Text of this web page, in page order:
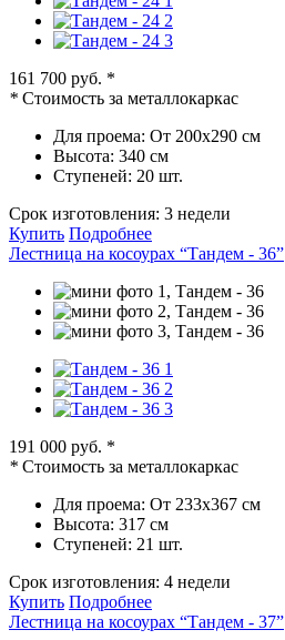
161 700 руб. *
* Стоимость за металлокаркас
Для проема: От 200х290 см
Высота: 340 см
Ступеней: 20 шт.
Срок изготовления: 3 недели
Купить Подробнее
Лестница на косоурах “Тандем - 36”
191 000 руб. *
* Стоимость за металлокаркас
Для проема: От 233х367 см
Высота: 317 см
Ступеней: 21 шт.
Срок изготовления: 4 недели
Купить Подробнее
Лестница на косоурах “Тандем - 37”